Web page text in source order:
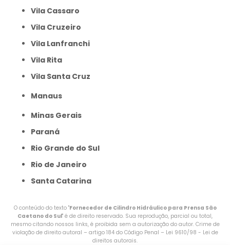
Vila Cassaro
Vila Cruzeiro
Vila Lanfranchi
Vila Rita
Vila Santa Cruz
Manaus
Minas Gerais
Paraná
Rio Grande do Sul
Rio de Janeiro
Santa Catarina
O conteúdo do texto "Fornecedor de Cilindro Hidráulico para Prensa São
Caetano do Sul" é de direito reservado. Sua reprodução, parcial ou total,
mesmo citando nossos links, é proibida sem a autorização do autor. Crime de
violação de direito autoral – artigo 184 do Código Penal – Lei 9610/98 - Lei de
direitos autorais.